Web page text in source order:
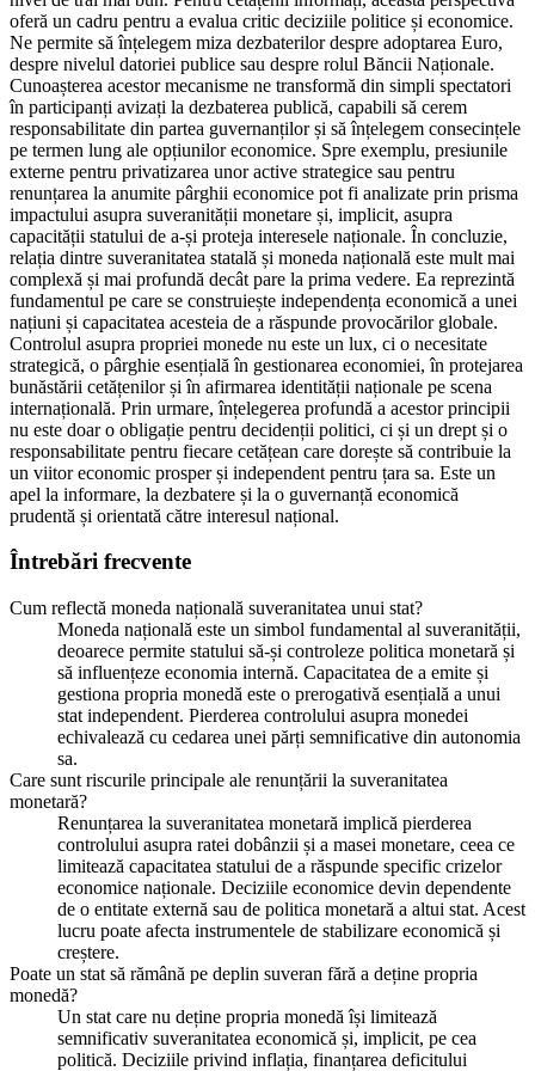
oferă un cadru pentru a evalua critic deciziile politice și economice.
Ne permite să înțelegem miza dezbaterilor despre adoptarea Euro,
despre nivelul datoriei publice sau despre rolul Băncii Naționale.
Cunoașterea acestor mecanisme ne transformă din simpli spectatori
în participanți avizați la dezbaterea publică, capabili să cerem
responsabilitate din partea guvernanților și să înțelegem consecințele
pe termen lung ale opțiunilor economice. Spre exemplu, presiunile
externe pentru privatizarea unor active strategice sau pentru
renunțarea la anumite pârghii economice pot fi analizate prin prisma
impactului asupra suveranității monetare și, implicit, asupra
capacității statului de a-și proteja interesele naționale. În concluzie,
relația dintre suveranitatea statală și moneda națională este mult mai
complexă și mai profundă decât pare la prima vedere. Ea reprezintă
fundamentul pe care se construiește independența economică a unei
națiuni și capacitatea acesteia de a răspunde provocărilor globale.
Controlul asupra propriei monede nu este un lux, ci o necesitate
strategică, o pârghie esențială în gestionarea economiei, în protejarea
bunăstării cetățenilor și în afirmarea identității naționale pe scena
internațională. Prin urmare, înțelegerea profundă a acestor principii
nu este doar o obligație pentru decidenții politici, ci și un drept și o
responsabilitate pentru fiecare cetățean care dorește să contribuie la
un viitor economic prosper și independent pentru țara sa. Este un
apel la informare, la dezbatere și la o guvernanță economică
prudentă și orientată către interesul național.
Întrebări frecvente
Cum reflectă moneda națională suveranitatea unui stat?
Moneda națională este un simbol fundamental al suveranității,
deoarece permite statului să-și controleze politica monetară și
să influențeze economia internă. Capacitatea de a emite și
gestiona propria monedă este o prerogativă esențială a unui
stat independent. Pierderea controlului asupra monedei
echivalează cu cedarea unei părți semnificative din autonomia
sa.
Care sunt riscurile principale ale renunțării la suveranitatea
monetară?
Renunțarea la suveranitatea monetară implică pierderea
controlului asupra ratei dobânzii și a masei monetare, ceea ce
limitează capacitatea statului de a răspunde specific crizelor
economice naționale. Deciziile economice devin dependente
de o entitate externă sau de politica monetară a altui stat. Acest
lucru poate afecta instrumentele de stabilizare economică și
creștere.
Poate un stat să rămână pe deplin suveran fără a deține propria
monedă?
Un stat care nu deține propria monedă își limitează
semnificativ suveranitatea economică și, implicit, pe cea
politică. Deciziile privind inflația, finanțarea deficitului